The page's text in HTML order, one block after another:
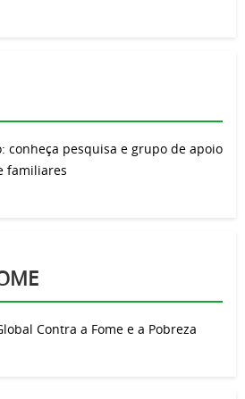
conheça pesquisa e grupo de apoio
familiares
Contra a Fome e a Pobreza